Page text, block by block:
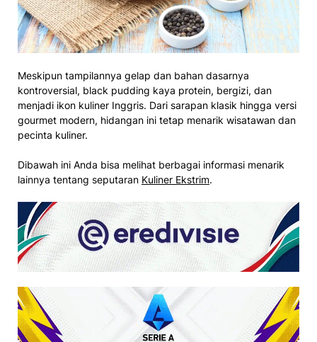
Meskipun tampilannya gelap dan bahan dasarnya
kontroversial, black pudding kaya protein, bergizi, dan
menjadi ikon kuliner Inggris. Dari sarapan klasik hingga versi
gourmet modern, hidangan ini tetap menarik wisatawan dan
pecinta kuliner.
Dibawah ini Anda bisa melihat berbagai informasi menarik
lainnya tentang seputaran Kuliner Ekstrim.